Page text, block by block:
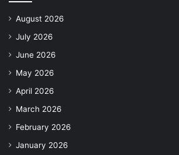
August 2026
July 2026
June 2026
May 2026
April 2026
March 2026
February 2026
January 2026